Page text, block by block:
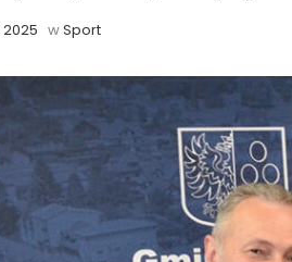
wSport